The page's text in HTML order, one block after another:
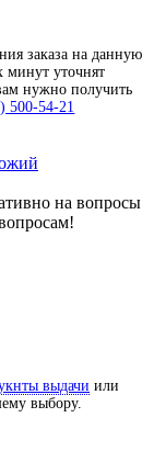
заказа на данную
минут уточнят
нужно получить
500-54-21
на вопросы
выдачи или
выбору.